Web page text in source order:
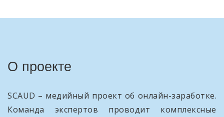
О проекте
SCAUD – медийный проект об онлайн-заработке.
Команда экспертов проводит комплексные